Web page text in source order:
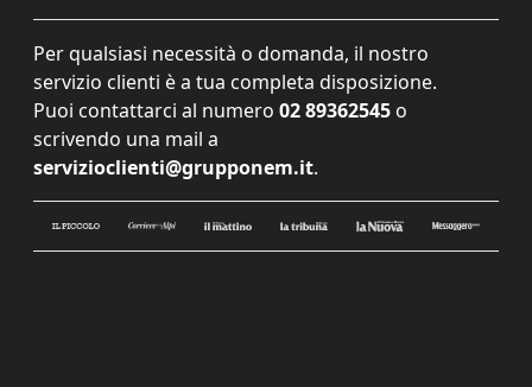
Per qualsiasi necessità o domanda, il nostro
servizio clienti è a tua completa disposizione.
Puoi contattarci al numero 02 89362545 o
scrivendo una mail a
servizioclienti@grupponem.it.